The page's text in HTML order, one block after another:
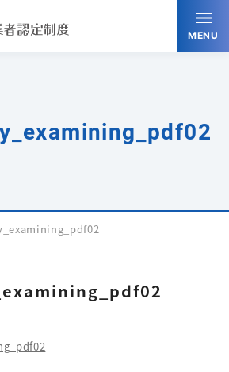
MENU